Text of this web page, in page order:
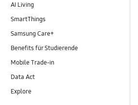
AI Living
SmartThings
Samsung Care+
Benefits für Studierende
Mobile Trade-in
Data Act
Explore